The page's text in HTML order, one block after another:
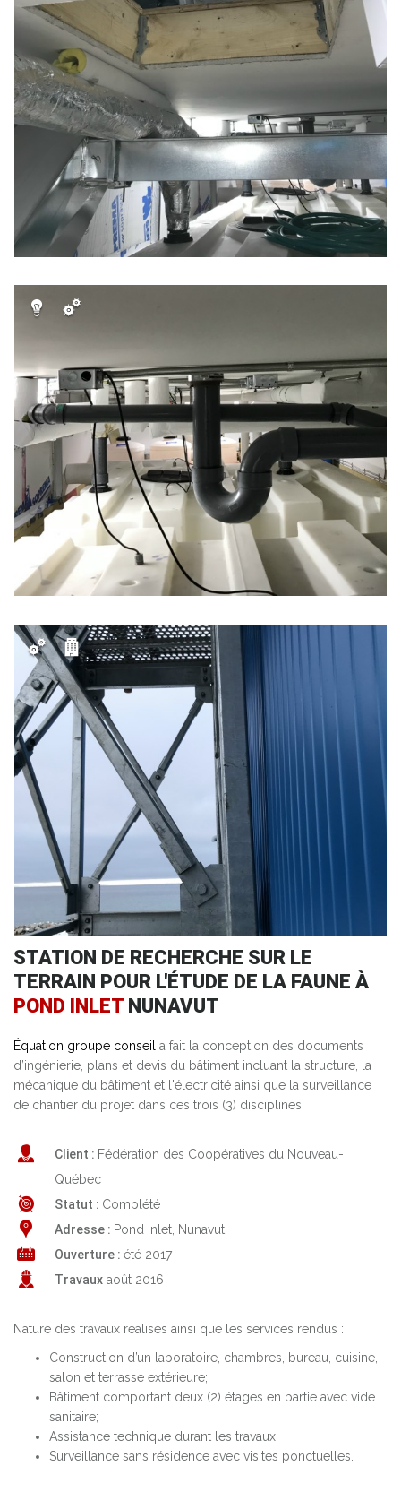
STATION DE RECHERCHE SUR LE
TERRAIN POUR L'ÉTUDE DE LA FAUNE À
POND INLET NUNAVUT
Équation groupe conseil a fait la conception des documents
d’ingénierie, plans et devis du bâtiment incluant la structure, la
mécanique du bâtiment et l'électricité ainsi que la surveillance
de chantier du projet dans ces trois (3) disciplines.
Client : Fédération des Coopératives du Nouveau-
Québec
Statut : Complété
Adresse : Pond Inlet, Nunavut
Ouverture : été 2017
Travaux août 2016
Nature des travaux réalisés ainsi que les services rendus :
Construction d’un laboratoire, chambres, bureau, cuisine,
salon et terrasse extérieure;
Bâtiment comportant deux (2) étages en partie avec vide
sanitaire;
Assistance technique durant les travaux;
Surveillance sans résidence avec visites ponctuelles.